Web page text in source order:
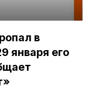
в
января его